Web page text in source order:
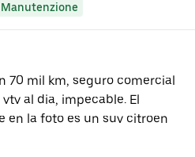
Manutenzione
70 mil km, seguro comercial
al dia, impecable. El
en la foto es un suv citroen